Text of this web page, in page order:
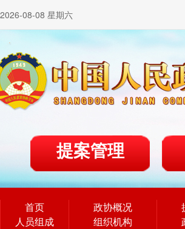
2026-08-08 星期六
提案管理
首页
人员组成
政协概况
组织机构